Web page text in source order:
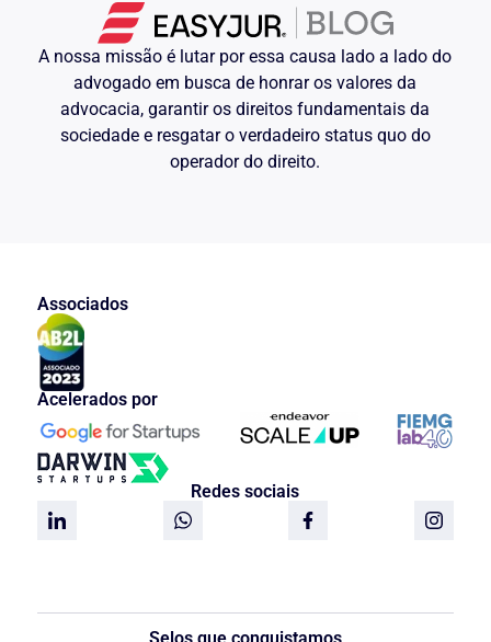
A nossa missão é lutar por essa causa lado a lado do
advogado em busca de honrar os valores da
advocacia, garantir os direitos fundamentais da
sociedade e resgatar o verdadeiro status quo do
operador do direito.
Associados
Acelerados por
Redes sociais